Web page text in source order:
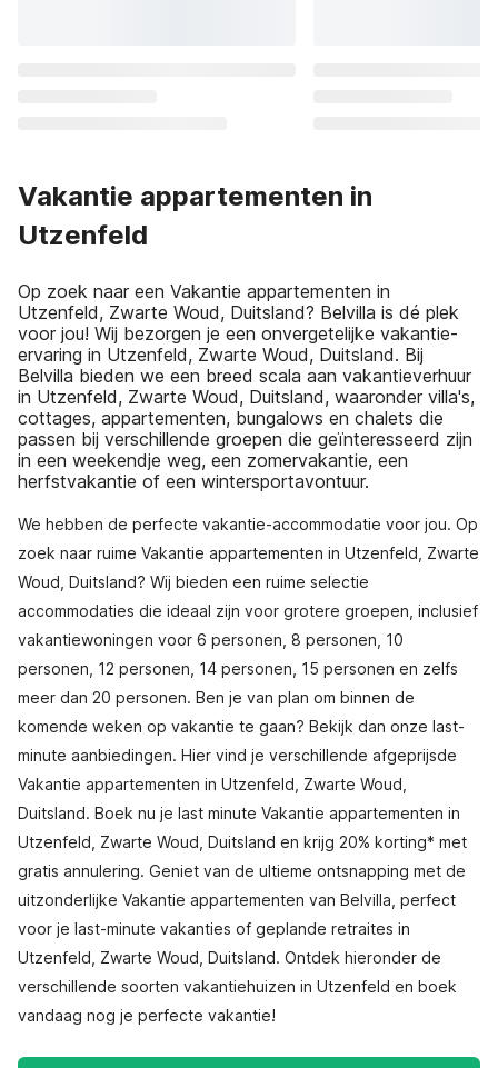
Vakantie appartementen in
Utzenfeld
Op zoek naar een Vakantie appartementen in
Utzenfeld, Zwarte Woud, Duitsland? Belvilla is dé plek
voor jou! Wij bezorgen je een onvergetelijke vakantie-
ervaring in Utzenfeld, Zwarte Woud, Duitsland. Bij
Belvilla bieden we een breed scala aan vakantieverhuur
in Utzenfeld, Zwarte Woud, Duitsland, waaronder villa's,
cottages, appartementen, bungalows en chalets die
passen bij verschillende groepen die geïnteresseerd zijn
in een weekendje weg, een zomervakantie, een
herfstvakantie of een wintersportavontuur.
We hebben de perfecte vakantie-accommodatie voor jou. Op
zoek naar ruime Vakantie appartementen in Utzenfeld, Zwarte
Woud, Duitsland? Wij bieden een ruime selectie
accommodaties die ideaal zijn voor grotere groepen, inclusief
vakantiewoningen voor 6 personen, 8 personen, 10
personen, 12 personen, 14 personen, 15 personen en zelfs
meer dan 20 personen. Ben je van plan om binnen de
komende weken op vakantie te gaan? Bekijk dan onze last-
minute aanbiedingen. Hier vind je verschillende afgeprijsde
Vakantie appartementen in Utzenfeld, Zwarte Woud,
Duitsland. Boek nu je last minute Vakantie appartementen in
Utzenfeld, Zwarte Woud, Duitsland en krijg 20% korting* met
gratis annulering. Geniet van de ultieme ontsnapping met de
uitzonderlijke Vakantie appartementen van Belvilla, perfect
voor je last-minute vakanties of geplande retraites in
Utzenfeld, Zwarte Woud, Duitsland. Ontdek hieronder de
verschillende soorten vakantiehuizen in Utzenfeld en boek
vandaag nog je perfecte vakantie!